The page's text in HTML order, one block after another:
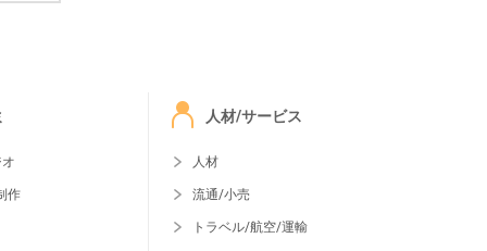
作
人材/サービス
人材
流通/小売
トラベル/航空/運輸